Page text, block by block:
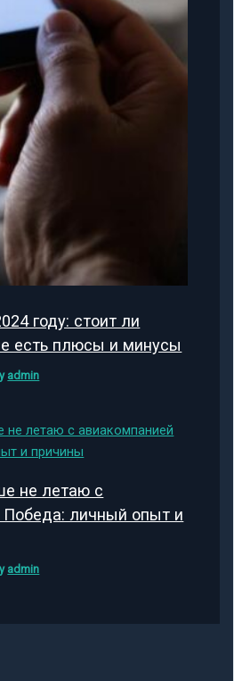
году: стоит ли
есть плюсы и минусы
admin
не летаю с
Победа: личный опыт и
admin